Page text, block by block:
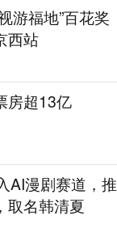
游福地”百花奖
西站
房超13亿
AI漫剧赛道，推
取名韩清夏